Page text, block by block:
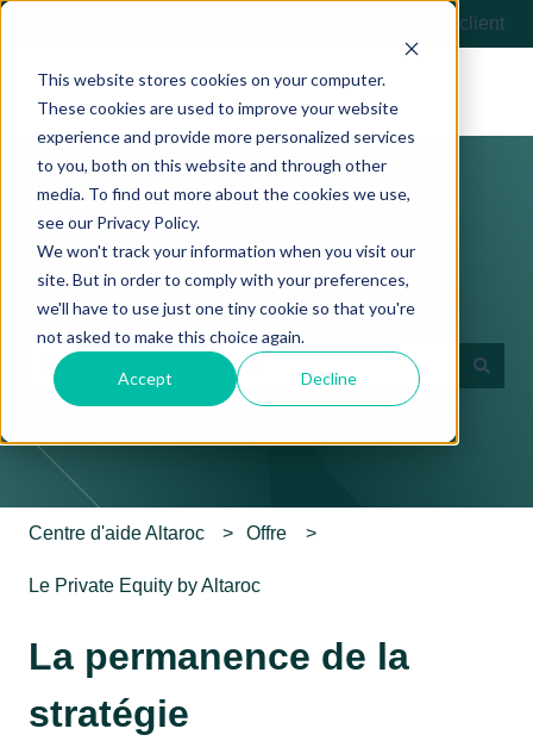
This website stores cookies on your computer.
These cookies are used to improve your website
experience and provide more personalized services
to you, both on this website and through other
media. To find out more about the cookies we use,
see our Privacy Policy.
We won't track your information when you visit our
site. But in order to comply with your preferences,
we'll have to use just one tiny cookie so that you're
not asked to make this choice again.
Accept Decline
Afficher le sous-menu pour les traductions
Portail client
Comment pouvons-nous vous
aider ?
Il n'y a aucune suggestion car le champ de recherche
Centre d'aide Altaroc Offre
Le Private Equity by Altaroc
La permanence de la
stratégie